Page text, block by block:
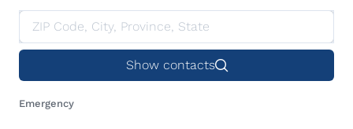
Show contacts
Emergency